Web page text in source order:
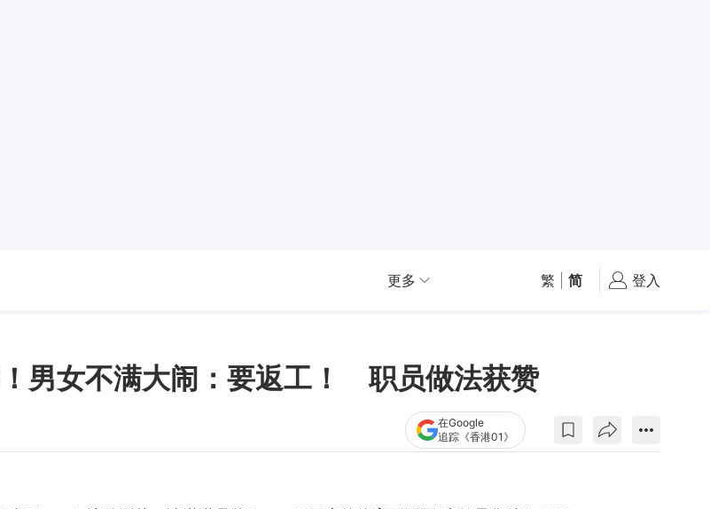
更多 繁 简 登入
男女不满大闹：要返工！ 职员做法获赞
在Google
追踪《香港01》